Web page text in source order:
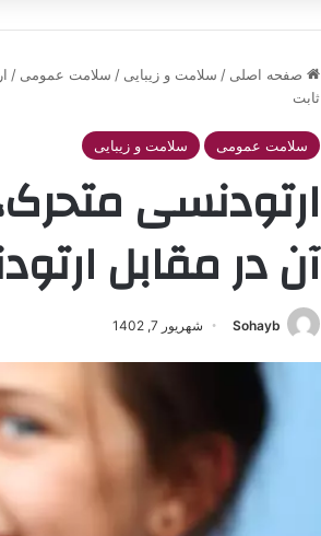
صفحه اصلی / سلامت و زیبایی / سلامت عمومی /
ثابت
سلامت عمومی سلامت و زیبایی
ارتودنسی
آن در مقابل
Sohayb شهریور 7, 1402